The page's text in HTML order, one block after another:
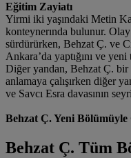
Eğitim Zayiatı
Yirmi iki yaşındaki Metin
konteynerında bulunur.
sürdürürken, Behzat Ç. ve
Ankara’da yaptığını ve
Diğer yandan, Behzat Ç.
anlamaya çalışırken diğer
ve Savcı Esra davasının
Behzat Ç. Yeni
Behzat Ç. Tüm